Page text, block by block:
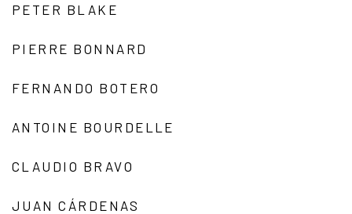
PETER BLAKE
PIERRE BONNARD
FERNANDO BOTERO
ANTOINE BOURDELLE
CLAUDIO BRAVO
JUAN CÁRDENAS